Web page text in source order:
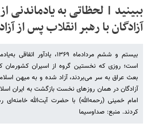
ببینید | لحظاتی به یادماندنی
آزادگان با رهبر انقلاب پس از
بیستم و ششم مردادماه ۱۳۶۹،
است؛ روزی که نخستین گروه از اسیران کشورمان
بعث عراق به سر می‌بردند، آزاد شده و به میهن
آزادگان در همان روزهای نخست بازگشت به ایران
امام خمینی (رحمه‌الله) با حضرت آیت‌الله خامنه‌ای
کردند. منبع: صداوسیما